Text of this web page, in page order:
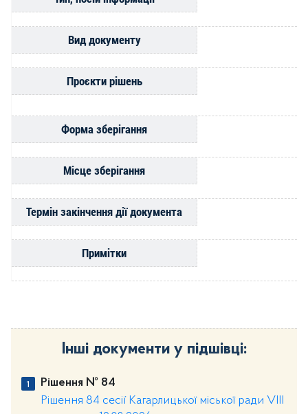
Вид документу
Проєкти рішень
Форма зберігання
Місце зберігання
Термін закінчення дії документа
Примітки
Інші документи у підшівці:
Рішення № 84
Рішення 84 сесії Кагарлицької міської ради VIII